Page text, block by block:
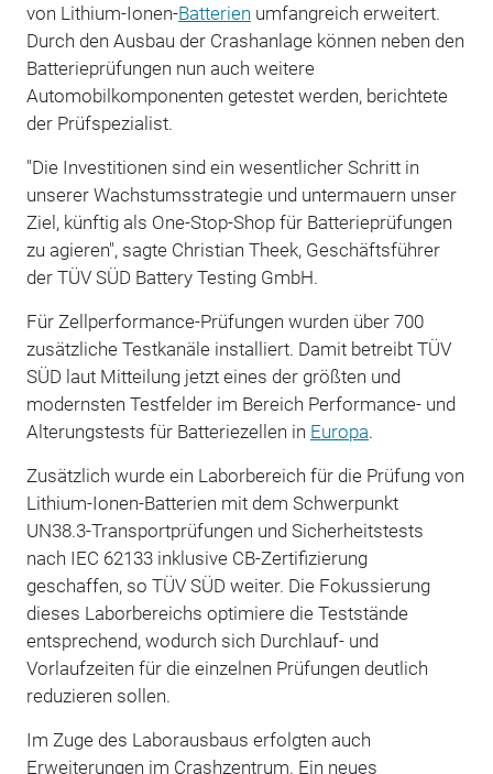
von Lithium-Ionen-Batterien umfangreich erweitert.
Durch den Ausbau der Crashanlage können neben den
Batterieprüfungen nun auch weitere
Automobilkomponenten getestet werden, berichtete
der Prüfspezialist.
"Die Investitionen sind ein wesentlicher Schritt in
unserer Wachstumsstrategie und untermauern unser
Ziel, künftig als One-Stop-Shop für Batterieprüfungen
zu agieren", sagte Christian Theek, Geschäftsführer
der TÜV SÜD Battery Testing GmbH.
Für Zellperformance-Prüfungen wurden über 700
zusätzliche Testkanäle installiert. Damit betreibt TÜV
SÜD laut Mitteilung jetzt eines der größten und
modernsten Testfelder im Bereich Performance- und
Alterungstests für Batteriezellen in Europa.
Zusätzlich wurde ein Laborbereich für die Prüfung von
Lithium-Ionen-Batterien mit dem Schwerpunkt
UN38.3-Transportprüfungen und Sicherheitstests
nach IEC 62133 inklusive CB-Zertifizierung
geschaffen, so TÜV SÜD weiter. Die Fokussierung
dieses Laborbereichs optimiere die Teststände
entsprechend, wodurch sich Durchlauf- und
Vorlaufzeiten für die einzelnen Prüfungen deutlich
reduzieren sollen.
Im Zuge des Laborausbaus erfolgten auch
Erweiterungen im Crashzentrum. Ein neues